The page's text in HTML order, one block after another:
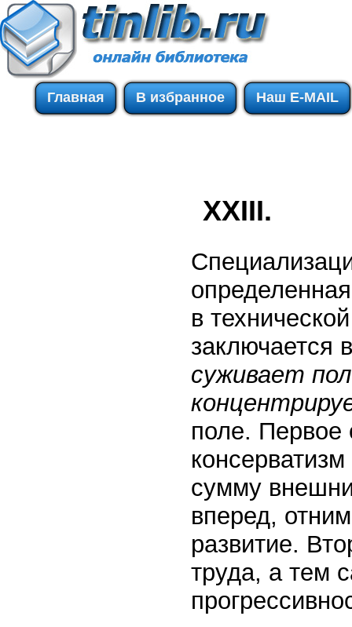
Главная В избранное Наш E-MAIL
XXIII.
в
заключается
суживает
поле. Первое
сумму
вперед,
развитие.
труда, а тем